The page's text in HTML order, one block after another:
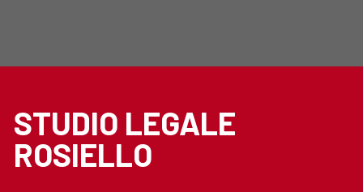
STUDIO LEGALE
ROSIELLO